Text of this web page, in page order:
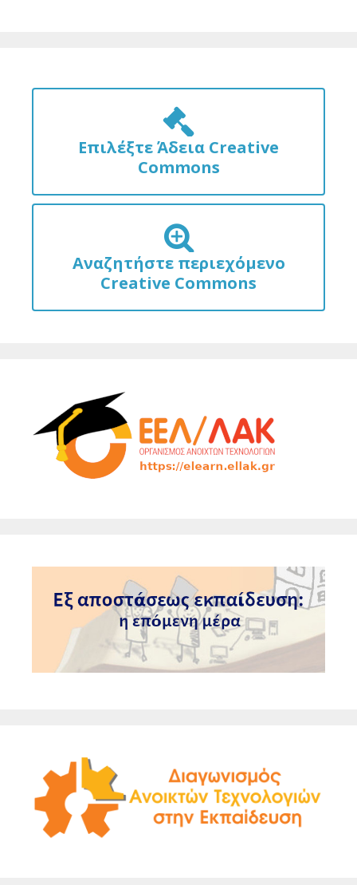
Επιλέξτε Άδεια Creative
Commons
Αναζητήστε περιεχόμενο
Creative Commons